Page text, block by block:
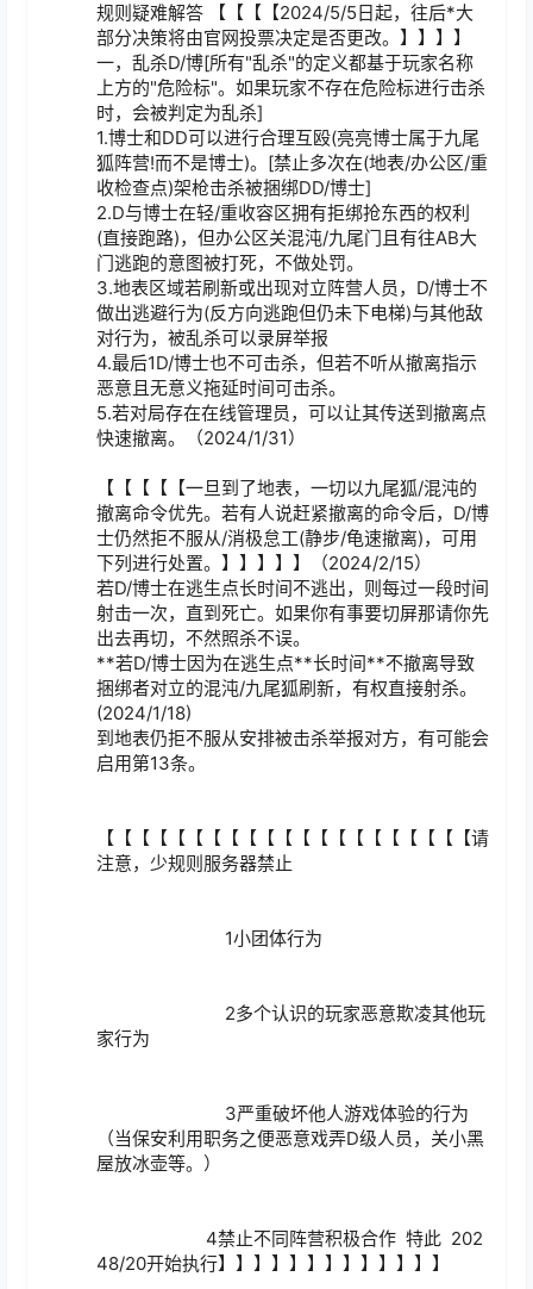
规则疑难解答 【【【【2024/5/5日起，往后*大
部分决策将由官网投票决定是否更改。】】】】
一，乱杀D/博[所有"乱杀"的定义都基于玩家名称
上方的"危险标"。如果玩家不存在危险标进行击杀
时，会被判定为乱杀]
1.博士和DD可以进行合理互殴(亮亮博士属于九尾
狐阵营!而不是博士)。[禁止多次在(地表/办公区/重
收检查点)架枪击杀被捆绑DD/博士]
2.D与博士在轻/重收容区拥有拒绑抢东西的权利
(直接跑路)，但办公区关混沌/九尾门且有往AB大
门逃跑的意图被打死，不做处罚。
3.地表区域若刷新或出现对立阵营人员，D/博士不
做出逃避行为(反方向逃跑但仍未下电梯)与其他敌
对行为，被乱杀可以录屏举报
4.最后1D/博士也不可击杀，但若不听从撤离指示
恶意且无意义拖延时间可击杀。
5.若对局存在在线管理员，可以让其传送到撤离点
快速撤离。（2024/1/31）
【【【【【一旦到了地表，一切以九尾狐/混沌的
撤离命令优先。若有人说赶紧撤离的命令后，D/博
士仍然拒不服从/消极怠工(静步/龟速撤离)，可用
下列进行处置。】】】】】（2024/2/15）
若D/博士在逃生点长时间不逃出，则每过一段时间
射击一次，直到死亡。如果你有事要切屏那请你先
出去再切，不然照杀不误。
**若D/博士因为在逃生点**长时间**不撤离导致
捆绑者对立的混沌/九尾狐刷新，有权直接射杀。
(2024/1/18)
到地表仍拒不服从安排被击杀举报对方，有可能会
启用第13条。
【【【【【【【【【【【【【【【【【【【【【请
注意，少规则服务器禁止
家行为
（当保安利用职务之便恶意戏弄D级人员，关小黑
屋放冰壶等。）
48/20开始执行】】】】】】】】】】】】】